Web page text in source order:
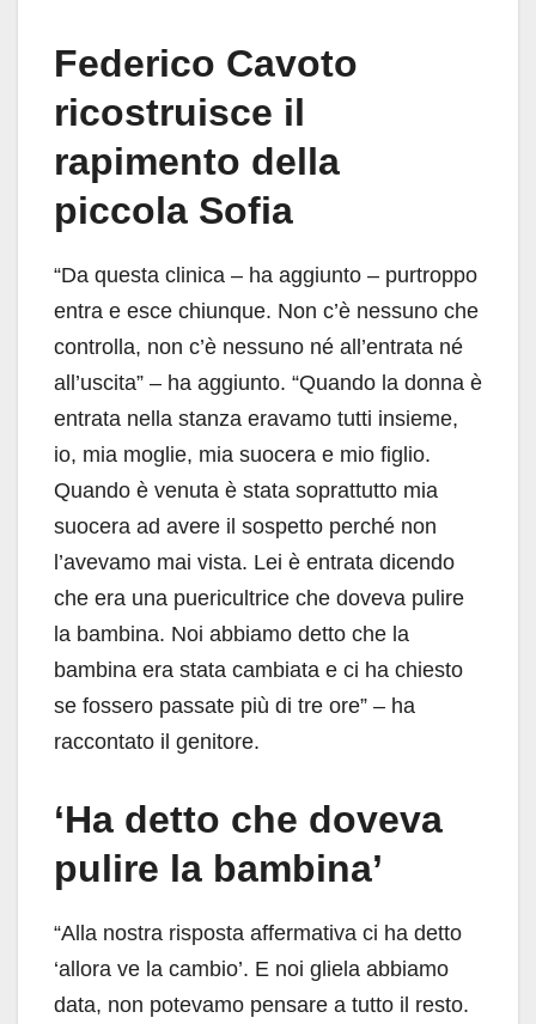
Federico Cavoto
ricostruisce il
rapimento della
piccola Sofia
“Da questa clinica – ha aggiunto – purtroppo
entra e esce chiunque. Non c’è nessuno che
controlla, non c’è nessuno né all’entrata né
all’uscita” – ha aggiunto. “Quando la donna è
entrata nella stanza eravamo tutti insieme,
io, mia moglie, mia suocera e mio figlio.
Quando è venuta è stata soprattutto mia
suocera ad avere il sospetto perché non
l’avevamo mai vista. Lei è entrata dicendo
che era una puericultrice che doveva pulire
la bambina. Noi abbiamo detto che la
bambina era stata cambiata e ci ha chiesto
se fossero passate più di tre ore” – ha
raccontato il genitore.
‘Ha detto che doveva
pulire la bambina’
“Alla nostra risposta affermativa ci ha detto
‘allora ve la cambio’. E noi gliela abbiamo
data, non potevamo pensare a tutto il resto.